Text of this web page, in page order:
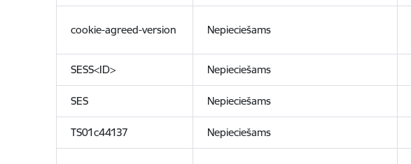
cookie-agreed-version Nepieciešams
SESS<ID> Nepieciešams
SES Nepieciešams
TS01c44137 Nepieciešams